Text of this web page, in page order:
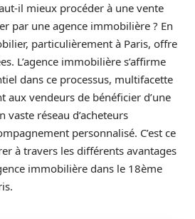
il mieux procéder à une vente
par une agence immobilière ? En
particulièrement à Paris, offre
L’agence immobilière s’affirme
dans ce processus, multifacette
aux vendeurs de bénéficier d’une
vaste réseau d’acheteurs
personnalisé. C’est ce
à travers les différents avantages
immobilière dans le 18ème